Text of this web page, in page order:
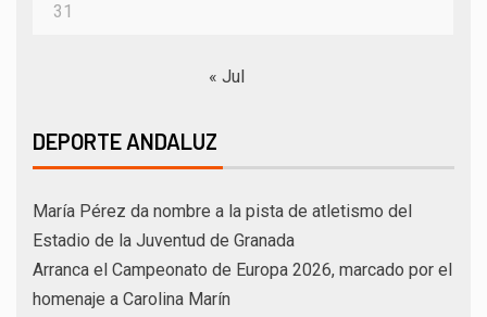
31
« Jul
DEPORTE ANDALUZ
María Pérez da nombre a la pista de atletismo del
Estadio de la Juventud de Granada
Arranca el Campeonato de Europa 2026, marcado por el
homenaje a Carolina Marín